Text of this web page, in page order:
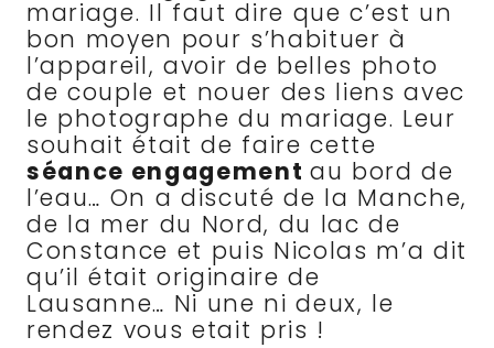
mariage. Il faut dire que c’est un
bon moyen pour s’habituer à
l’appareil, avoir de belles photo
de couple et nouer des liens avec
le photographe du mariage. Leur
souhait était de faire cette
séance engagement au bord de
l’eau… On a discuté de la Manche,
de la mer du Nord, du lac de
Constance et puis Nicolas m’a dit
qu’il était originaire de
Lausanne… Ni une ni deux, le
rendez vous etait pris !